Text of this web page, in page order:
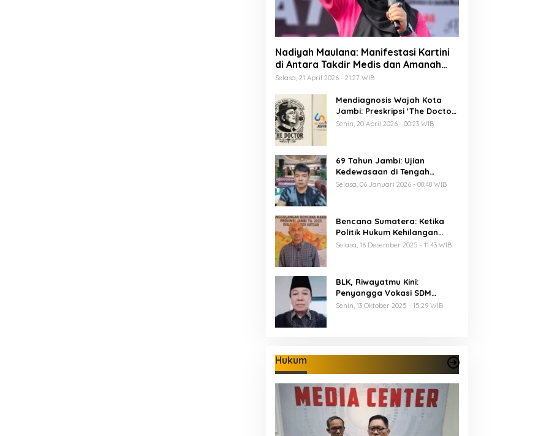
Nadiyah Maulana: Manifestasi Kartini
di Antara Takdir Medis dan Amanah
Publik
Selasa, 21 April 2026 - 21:27 WIB
Mendiagnosis Wajah Kota
Jambi: Preskripsi ‘The Doctor’
Menuju 625 Tahun Tanah Pilih
Senin, 20 April 2026 - 00:23 WIB
69 Tahun Jambi: Ujian
Kedewasaan di Tengah
Keterbatasan Anggaran
Selasa, 06 Januari 2026 - 08:48 WIB
Bencana Sumatera: Ketika
Politik Hukum Kehilangan
Arah dan Negara Kehilangan
Selasa, 16 Desember 2025 - 11:43 WIB
BLK, Riwayatmu Kini:
Penyangga Vokasi SDM
Provinsi Jambi
Senin, 13 Oktober 2025 - 15:29 WIB
Hukum